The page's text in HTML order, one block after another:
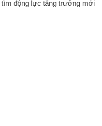
tìm động lực tăng trưởng mới